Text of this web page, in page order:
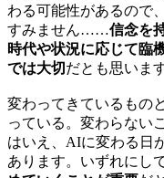
わる可能性があるので
すみません……信念を
時代や状況に応じて臨
では大切だとも思います
変わってきているもの
っている。変わらない
はいえ、AIに変わる日
あります。いずれにし